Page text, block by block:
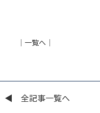
│ 一覧へ │
◀︎ 全記事一覧へ